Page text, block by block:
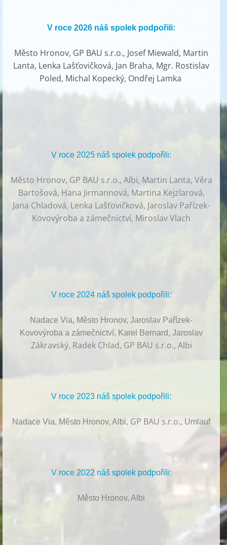
V roce 2026 náš spolek podpořili:
Město Hronov, GP BAU s.r.o., Josef Miewald, Martin
Lanta, Lenka Lašťovičková, Jan Braha, Mgr. Rostislav
Poled, Michal Kopecký, Ondřej Lamka
V roce 2025 náš spolek podpořili:
Město Hronov, GP BAU s.r.o., Albi, Martin Lanta, Věra
Bartošová, Hana Jirmannová, Martina Kejzlarová,
Jana Chladová, Lenka Lašťovičková, Jaroslav Pařízek-
Kovovýroba a zámečnictví, Miroslav Vlach
V roce 2024 náš spolek podpořili:
Nadace Via, Město Hronov, Jaroslav Pařízek-
Kovovýroba a zámečnictví, Karel Bernard, Jaroslav
Zákravský, Radek Chlad, GP BAU s.r.o., Albi
V roce 2023 náš spolek podpořili:
Nadace Via, Město Hronov, Albi, GP BAU s.r.o., Umlauf
V roce 2022 náš spolek podpořili:
Město Hronov, Albi